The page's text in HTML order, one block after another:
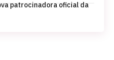
patrocinadora oficial da